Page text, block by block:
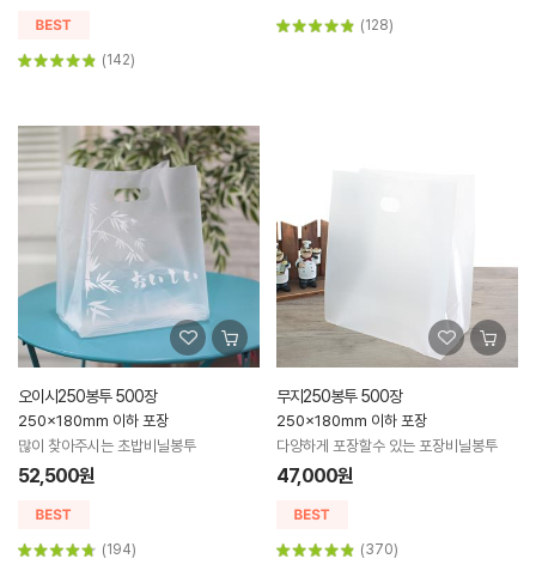
(142)
(128)
오이시250봉투 500장
250x180mm 이하 포장
많이 찾아주시는 초밥비닐봉투
52,500원
(194)
무지250봉투 500장
250x180mm 이하 포장
다양하게 포장할수 있는 포장비닐봉투
47,000원
(370)